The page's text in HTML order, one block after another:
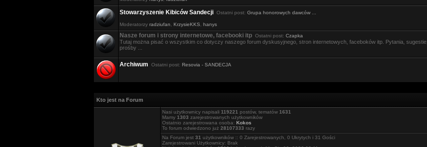
Stowarzyszenie Kibiców Sandecji Ostatni post: Grupa honorowych dawców ...
Moderatorzy radziufan KrzysieKKS hanys
Nasze forum i strony internetowe, facebooki itp Ostatni post: Czapka
Tutaj można pisać o wszystkim co dotyczy naszego forum dyskusyjnego, stron internetowych, faceboków itp. Pytania, sugestie,
prośby ...
Archiwum Ostatni post: Resovia - SANDECJA
Kto jest na Forum
Nasi użytkownicy napisali 119221 postów, tematów 1631
Mamy 1303 zarejestrowanych użytkowników
Ostatnio zarejestrowana osoba: Kokos
To forum odwiedzono już 28107333 razy
Na Forum jest 31 użytkowników :: 0 Zarejestrowanych, 0 Ukrytych i 31 Gości
Zarejestrowani Użytkownicy: Brak